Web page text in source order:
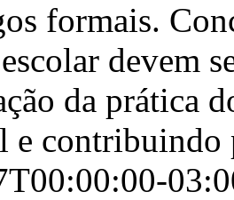
formais.
devem
da prática
e contribuindo